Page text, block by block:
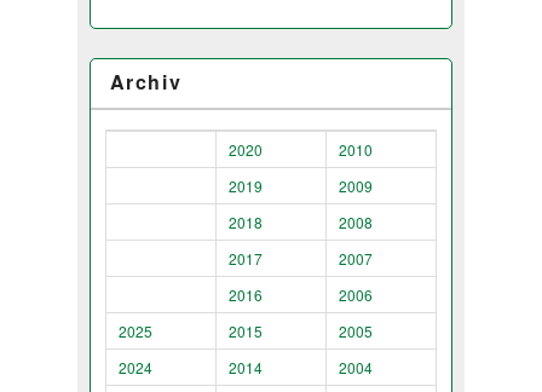
Archiv
2020
2010
2019
2009
2018
2008
2017
2007
2016
2006
2025
2015
2005
2024
2014
2004